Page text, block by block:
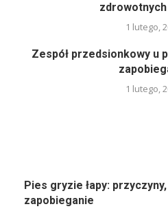
zdrowotnych
1 lutego,
Zespół przedsionkowy u
1 lutego,
Pies gryzie łapy:
zapobieganie